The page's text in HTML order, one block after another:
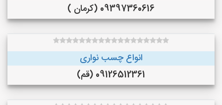
09397360616 (کرمان )
انواع چسب نواری
09126512361 (قم)